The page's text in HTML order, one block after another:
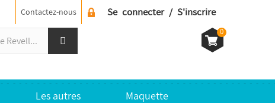
Se connecter / S'inscrire
Contactez-nous
0
Les autres Maquette